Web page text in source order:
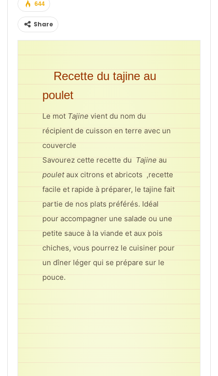
644
Share
Recette du tajine au
poulet
Le mot Tajine vient du nom du
récipient de cuisson en terre avec un
couvercle
Savourez cette recette du Tajine au
pouletaux citrons et abricots ,recette
facile et rapide à préparer, le tajine fait
partie de nos plats préférés. Idéal
pour accompagner une salade ou une
petite sauce à la viande et aux pois
chiches, vous pourrez le cuisiner pour
un dîner léger qui se prépare sur le
pouce.